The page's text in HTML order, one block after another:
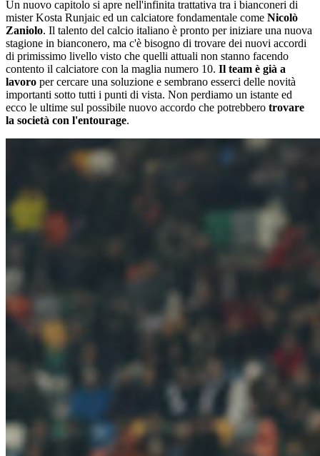
Un nuovo capitolo si apre nell'infinita trattativa tra i bianconeri di
mister Kosta Runjaic ed un calciatore fondamentale come Nicolò
Zaniolo. Il talento del calcio italiano è pronto per iniziare una nuova
stagione in bianconero, ma c'è bisogno di trovare dei nuovi accordi
di primissimo livello visto che quelli attuali non stanno facendo
contento il calciatore con la maglia numero 10. Il team è già a
lavoro per cercare una soluzione e sembrano esserci delle novità
importanti sotto tutti i punti di vista. Non perdiamo un istante ed
ecco le ultime sul possibile nuovo accordo che potrebbero trovare
la società con l'entourage.